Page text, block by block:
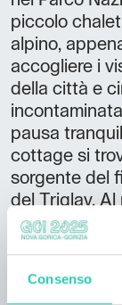
Consenso
piccolo
alpino,
accogliere i
della città e
pausa
cottage si
sorgente del
del Triglav.
una cucina e
al piano